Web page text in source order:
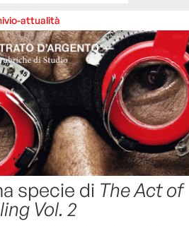
attualità
specie di The Act of
Vol. 2